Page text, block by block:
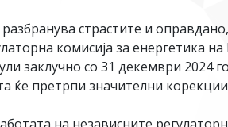
страстите и
комисија за енергетика
заклучно со 31 декември 2024
ќе претрпи значителни